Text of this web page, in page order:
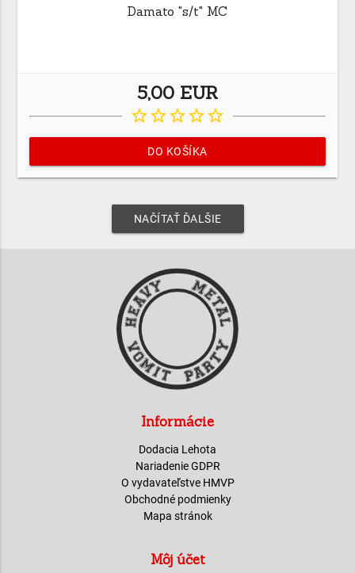
Damato "s/t" MC
5,00 EUR
star_borderstar_borderstar_borderstar_borderstar_border
DO KOŠÍKA
NAČÍTAŤ ĎALŠIE
Informácie
Dodacia Lehota
Nariadenie GDPR
O vydavateľstve HMVP
Obchodné podmienky
Mapa stránok
Môj účet